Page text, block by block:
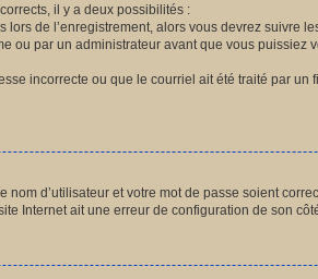
il y a deux possibilités :
de l’enregistrement, alors vous devrez suivre
par un administrateur avant que vous puissiez
incorrecte ou que le courriel ait été traité par
d’utilisateur et votre mot de passe soient
Internet ait une erreur de configuration de son